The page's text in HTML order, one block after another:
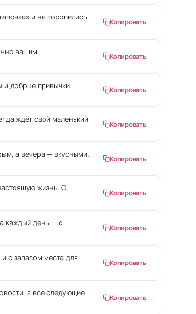
и не торопились
Копировать
вашим. Копировать
и добрые привычки. Копировать
ждёт свой маленький
Копировать
а вечера — вкусными. Копировать
жизнь. С
Копировать
каждый день — с
Копировать
с запасом места для
Копировать
а все следующие —
Копировать